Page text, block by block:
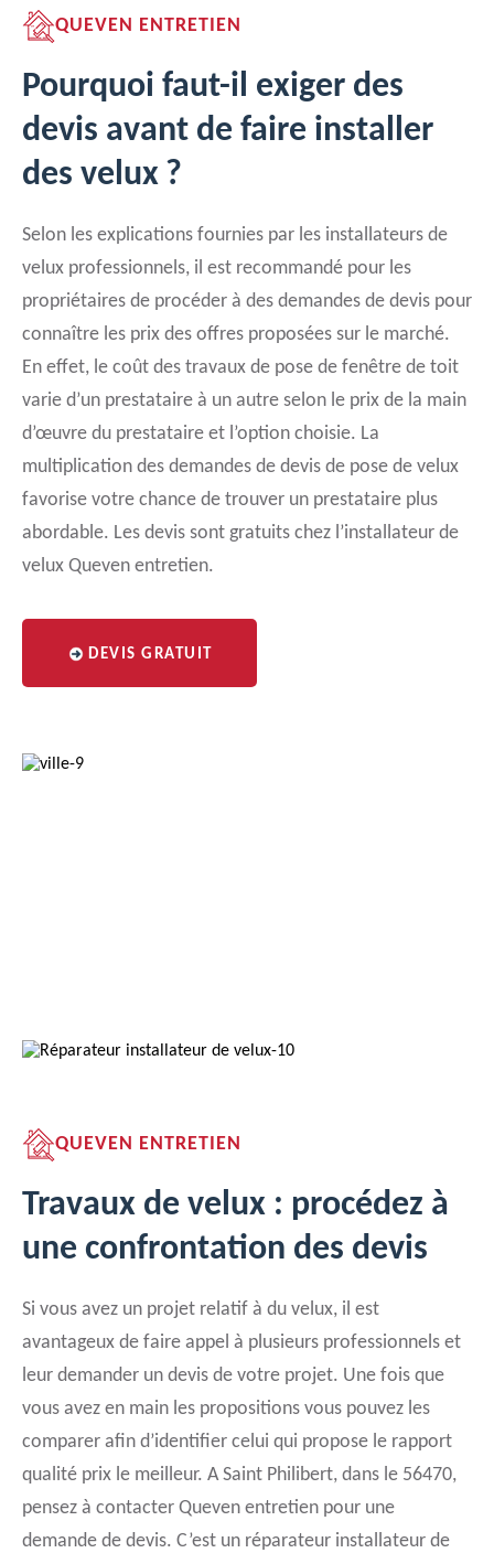
QUEVEN ENTRETIEN
Pourquoi faut-il exiger des
devis avant de faire installer
des velux ?
Selon les explications fournies par les installateurs de
velux professionnels, il est recommandé pour les
propriétaires de procéder à des demandes de devis pour
connaître les prix des offres proposées sur le marché.
En effet, le coût des travaux de pose de fenêtre de toit
varie d’un prestataire à un autre selon le prix de la main
d’œuvre du prestataire et l’option choisie. La
multiplication des demandes de devis de pose de velux
favorise votre chance de trouver un prestataire plus
abordable. Les devis sont gratuits chez l’installateur de
velux Queven entretien.
DEVIS GRATUIT
QUEVEN ENTRETIEN
Travaux de velux : procédez à
une confrontation des devis
Si vous avez un projet relatif à du velux, il est
avantageux de faire appel à plusieurs professionnels et
leur demander un devis de votre projet. Une fois que
vous avez en main les propositions vous pouvez les
comparer afin d’identifier celui qui propose le rapport
qualité prix le meilleur. A Saint Philibert, dans le 56470,
pensez à contacter Queven entretien pour une
demande de devis. C’est un réparateur installateur de